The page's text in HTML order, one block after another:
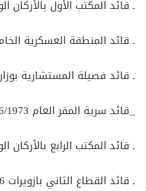
ـ قائد المكتب الأول بالأركان
ـ قائد المنطقة العسكرية الخامسة
ـ قائد فصيلة المستشارية بوزارة
_قائد سرية المقر العام 15/06/1973
ـ قائد المكتب الرابع بالأركان
ـ قائد القطاع الثاني بازويرات 1976م